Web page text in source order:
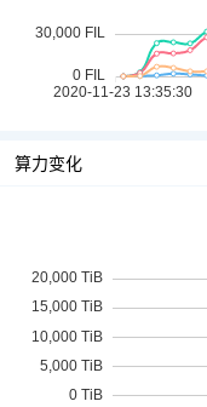
算力变化